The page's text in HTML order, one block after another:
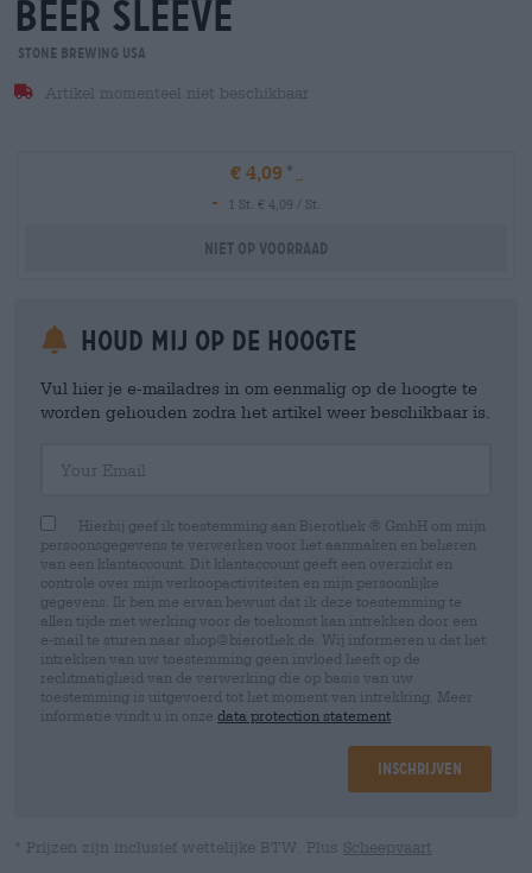
beer sleeve
Stone Brewing USA
Artikel momenteel niet beschikbaar
€ 4,09
-
1 St. € 4,09 / St.
Niet op voorraad
Houd mij op de hoogte
Vul hier je e-mailadres in om eenmalig op de hoogte te
worden gehouden zodra het artikel weer beschikbaar is.
Hierbij geef ik toestemming aan Bierothek ® GmbH om mijn
persoonsgegevens te verwerken voor het aanmaken en beheren
van een klantaccount. Dit klantaccount geeft een overzicht en
controle over mijn verkoopactiviteiten en mijn persoonlijke
gegevens. Ik ben me ervan bewust dat ik deze toestemming te
allen tijde met werking voor de toekomst kan intrekken door een
e-mail te sturen naar shop@bierothek.de. Wij informeren u dat het
intrekken van uw toestemming geen invloed heeft op de
rechtmatigheid van de verwerking die op basis van uw
toestemming is uitgevoerd tot het moment van intrekking. Meer
informatie vindt u in onze data protection statement
Inschrijven
* Prijzen zijn inclusief wettelijke BTW. Plus Scheepvaart